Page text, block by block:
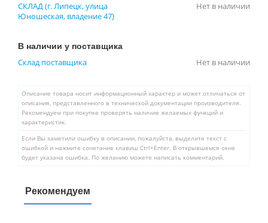
СКЛАД (г. Липецк, улица
Юношеская, владение 47)
Нет в наличии
В наличии у поставщика
Склад поставщика Нет в наличии
Описание товара носит информационный характер и может отличаться от
описания, представленного в технической документации производителя.
Рекомендуем при покупке проверять наличие желаемых функций и
характеристик.
Если Вы заметили ошибку в описании, пожалуйста, выделите текст с
ошибкой и нажмите сочетание клавиш Ctrl+Enter. В открывшемся окне
будет указана ошибка. По желанию можете написать комментарий.
Рекомендуем